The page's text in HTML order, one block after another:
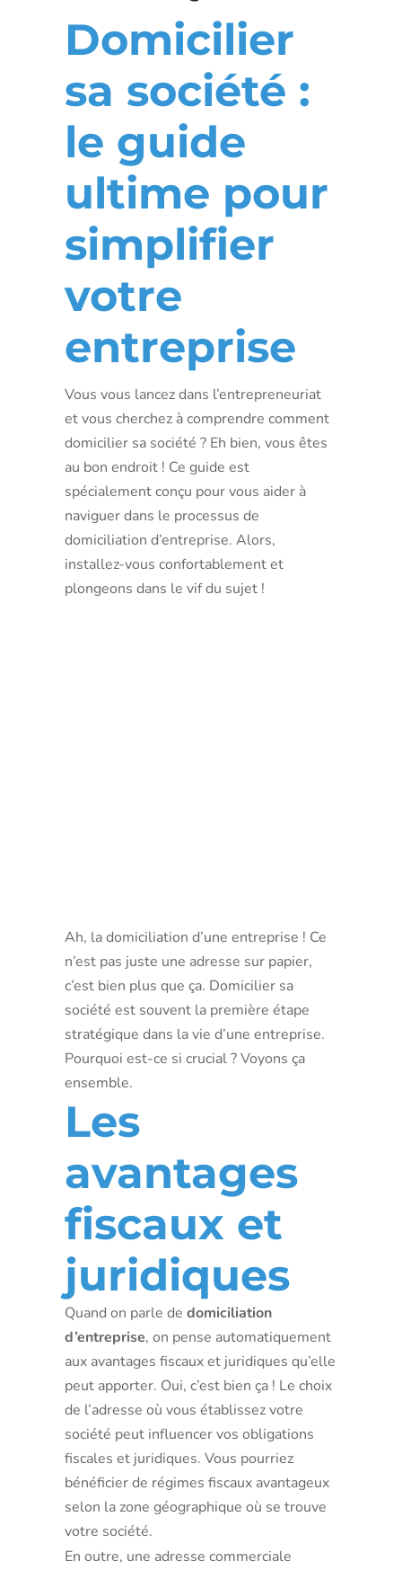
Domicilier
sa société :
le guide
ultime pour
simplifier
votre
entreprise
Vous vous lancez dans l’entrepreneuriat
et vous cherchez à comprendre comment
domicilier sa société ? Eh bien, vous êtes
au bon endroit ! Ce guide est
spécialement conçu pour vous aider à
naviguer dans le processus de
domiciliation d’entreprise. Alors,
installez-vous confortablement et
plongeons dans le vif du sujet !
Ah, la domiciliation d’une entreprise ! Ce
n’est pas juste une adresse sur papier,
c’est bien plus que ça. Domicilier sa
société est souvent la première étape
stratégique dans la vie d’une entreprise.
Pourquoi est-ce si crucial ? Voyons ça
ensemble.
Les
avantages
fiscaux et
juridiques
Quand on parle de domiciliation
d’entreprise, on pense automatiquement
aux avantages fiscaux et juridiques qu’elle
peut apporter. Oui, c’est bien ça ! Le choix
de l’adresse où vous établissez votre
société peut influencer vos obligations
fiscales et juridiques. Vous pourriez
bénéficier de régimes fiscaux avantageux
selon la zone géographique où se trouve
votre société.
En outre, une adresse commerciale